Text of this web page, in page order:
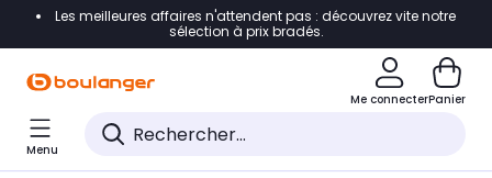
Accéder directement à la navigation
Accéder directement à la liste des produits
Accéder directement au contenu
Accéder directement au pied de page
Les meilleures affaires n'attendent pas : découvrez vite notre
sélection à prix bradés.
Me connecterPanier
Menu